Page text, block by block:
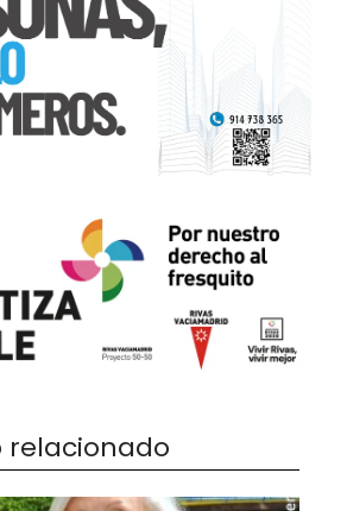
relacionado